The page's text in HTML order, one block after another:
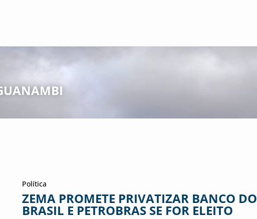
Política
ZEMA PROMETE PRIVATIZAR BANCO DO
BRASIL E PETROBRAS SE FOR ELEITO